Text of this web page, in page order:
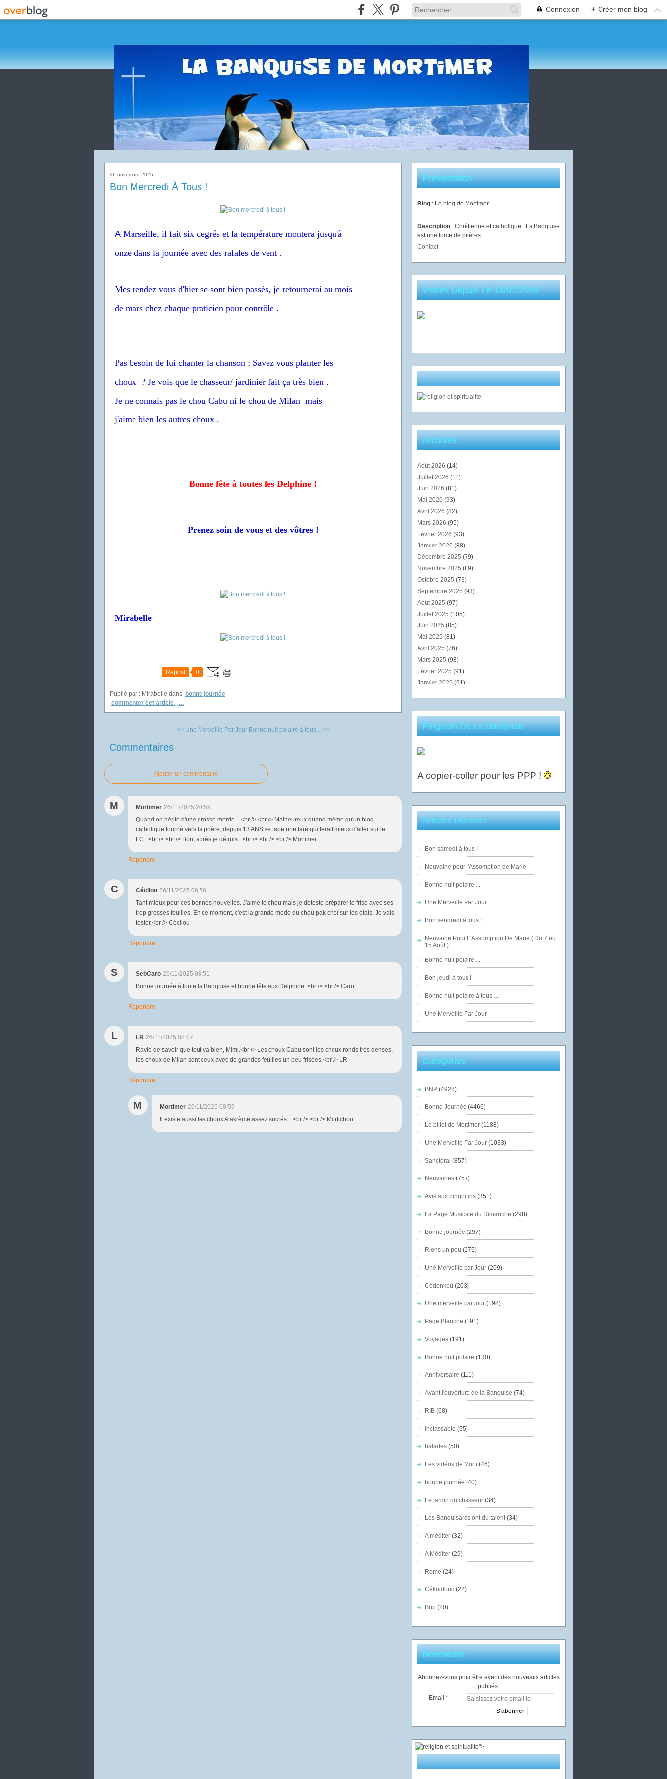
Connexion + Créer mon blog
26 novembre 2025
Bon Mercredi À Tous !
AMarseille, il fait six degrés et la température montera jusqu'à
onze dans la journée avec des rafales de vent .
Mes rendez vous d'hier se sont bien passés, je retournerai au mois
de mars chez chaque praticien pour contrôle .
Pas besoin de lui chanter la chanson : Savez vous planter les
choux ? Je vois que le chasseur/ jardinier fait ça très bien .
Je ne connais pas le chou Cabu ni le chou de Milan mais
j'aime bien les autres choux .
Bonne fête à toutes les Delphine !
Prenez soin de vous et des vôtres !
Mirabelle
Repost 0
Publié par : Mirabelle dans bonne journée
commenter cet article
…
<< Une Merveille Par Jour Bonne nuit polaire à tous... >>
Commentaires
Ajouter un commentaire
M Mortimer 26/11/2025 20:59
Quand on hérite d'une grosse merde ...<br /> <br /> Malheureux quand même qu'un blog
catholique tourné vers la prière, depuis 13 ANS se tape une taré qui ferait mieux d'aller sur le
FC ; <br /> <br /> Bon, après je détruis . <br /> <br /> <br /> Mortimer
Répondre
C Cécilou 26/11/2025 08:58
Tant mieux pour ces bonnes nouvelles. J'aime le chou mais je déteste préparer le frisé avec ses
trop grosses feuilles. En ce moment, c'est la grande mode du chou pak choï sur les étals. Je vais
tester.<br /> Cécilou
Répondre
S SebCaro 26/11/2025 08:51
Bonne journée à toute la Banquise et bonne fête aux Delphine. <br /> <br /> Caro
Répondre
L LR 26/11/2025 08:07
Ravie de savoir que tout va bien, Mimi.<br /> Les choux Cabu sont les choux ronds très denses,
les choux de Milan sont ceux avec de grandes feuilles un peu frisées.<br /> LR
Répondre
M Mortimer 26/11/2025 08:59
Il existe aussi les choux Alakrème assez sucrés ...<br /> <br /> Mortichou
Présentation
Blog : Le blog de Mortimer
Description : Chrétienne et catholique . La Banquise
est une force de prières .
Contact
Visites Depuis Le 14/01/2009
Archives
Août 2026 (14)
Juillet 2026 (11)
Juin 2026 (81)
Mai 2026 (93)
Avril 2026 (82)
Mars 2026 (95)
Février 2026 (93)
Janvier 2026 (88)
Décembre 2025 (79)
Novembre 2025 (89)
Octobre 2025 (73)
Septembre 2025 (93)
Août 2025 (97)
Juillet 2025 (105)
Juin 2025 (85)
Mai 2025 (81)
Avril 2025 (76)
Mars 2025 (98)
Février 2025 (91)
Janvier 2025 (91)
Pingouin De La Banquise
A copier-coller pour les PPP !
Articles Récents
Bon samedi à tous !
Neuvaine pour l'Assomption de Marie
Bonne nuit polaire ...
Une Merveille Par Jour
Bon vendredi à tous !
Neuvaine Pour L'Assomption De Marie ( Du 7 au
15 Août )
Bonne nuit polaire ...
Bon jeudi à tous !
Bonne nuit polaire à tous ...
Une Merveille Par Jour
Catégories
BNP(4928)
Bonne Journée (4466)
Le billet de Mortimer(1188)
Une Merveille Par Jour(1033)
Sanctoral (857)
Neuvaines(757)
Avis aux pingouins(351)
La Page Musicale du Dimanche (298)
Bonne journée (297)
Rions un peu (275)
Une Merveille par Jour(209)
Cédonkoù (203)
Une merveille par jour(198)
Page Blanche (191)
Voyages(191)
Bonne nuit polaire (130)
Anniversaire (111)
Avant l'ouverture de la Banquise (74)
RIB(68)
Inclassable (55)
balades(50)
Les vidéos de Morti (46)
bonne journée (40)
Le jardin du chasseur(34)
Les Banquisards ont du talent(34)
A méditer(32)
A Méditer(29)
Rome (24)
Cékoidonc(22)
Bnp (20)
Newsletter
Abonnez-vous pour être averti des nouveaux articles
publiés.
Email
">